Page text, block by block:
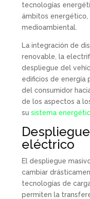
tecnologías
ámbitos energético,
medioambiental.
La integración de
renovable, la
despliegue del
edificios de energía
del consumidor
de los aspectos a
su sistema
eléctrico
El despliegue
cambiar
tecnologías de
permiten la